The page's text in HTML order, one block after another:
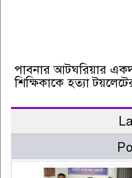
পাবনার আটঘরিয়ার
শিক্ষিকাকে হত্যা